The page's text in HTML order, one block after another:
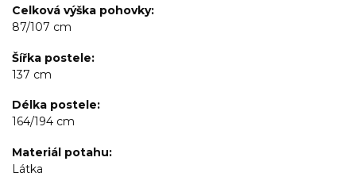
Celková výška pohovky
87/107 cm
Šířka postele
137 cm
Délka postele
164/194 cm
Materiál potahu
Látka